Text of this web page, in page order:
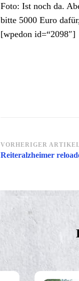
Foto: Ist noch da.
bitte 5000 Euro
[wpedon id=“2098″]
VORHERIGER
Reiteralzheimer